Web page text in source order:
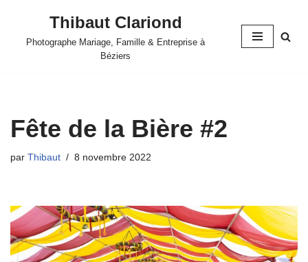
Aller
Thibaut Clariond
Photographe Mariage, Famille & Entreprise à
Béziers
Fête de la Bière #2
par Thibaut 8 novembre 2022